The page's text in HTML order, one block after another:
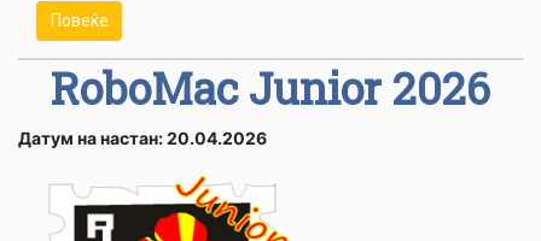
Повеќе
RoboMac Junior 2026
Датум на настан: 20.04.2026